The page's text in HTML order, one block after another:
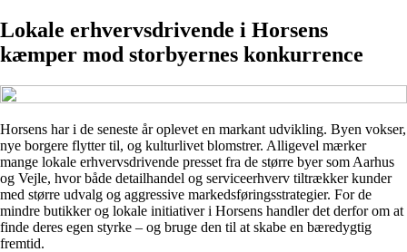
Lokale erhvervsdrivende i Horsens
kæmper mod storbyernes konkurrence
Horsens har i de seneste år oplevet en markant udvikling. Byen vokser,
nye borgere flytter til, og kulturlivet blomstrer. Alligevel mærker
mange lokale erhvervsdrivende presset fra de større byer som Aarhus
og Vejle, hvor både detailhandel og serviceerhverv tiltrækker kunder
med større udvalg og aggressive markedsføringsstrategier. For de
mindre butikker og lokale initiativer i Horsens handler det derfor om at
finde deres egen styrke – og bruge den til at skabe en bæredygtig
fremtid.